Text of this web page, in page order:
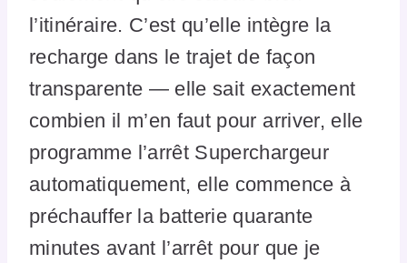
l’itinéraire. C’est qu’elle intègre la
recharge dans le trajet de façon
transparente — elle sait exactement
combien il m’en faut pour arriver, elle
programme l’arrêt Superchargeur
automatiquement, elle commence à
préchauffer la batterie quarante
minutes avant l’arrêt pour que je